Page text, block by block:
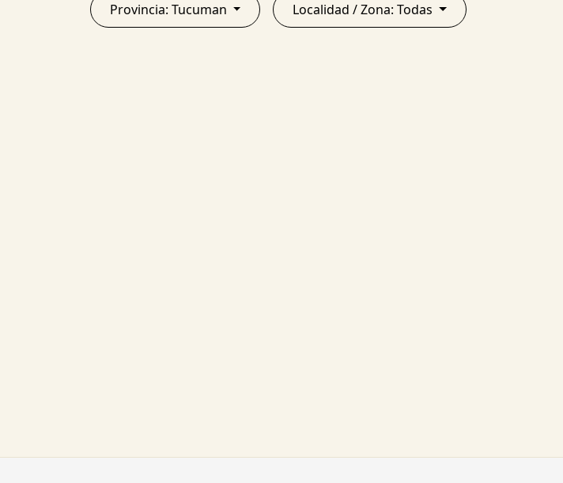
Provincia: Tucuman Localidad / Zona: Todas